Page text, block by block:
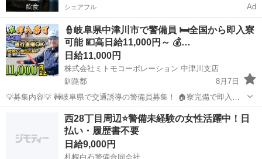
シェアフル Ad
👮岐阜県中津川市で警備員 🛏️全国から即入寮
可能 💴高日給11,000円～ 💰…
日給11,000円
株式会社ミトモコーポレーション 中津川支店
釧路郡
8月7日
💡募集内容💡 🚧岐阜県で交通誘導の警備員募集！ 🏠寮完備で即入寮
OK。 🔰未経験でも安心の研修体制。 👫男女歓迎＆カップル応募も大
歓迎。 ✨安心して働ける環境で新生活をスタートしませんか？ 💴【日
給】 ✅日...
釧路郡 その他 無料
西28丁目周辺⭐警備未経験の女性活躍中！日
払い・履歴書不要
日給9,000円
札幌白石警備合同会社